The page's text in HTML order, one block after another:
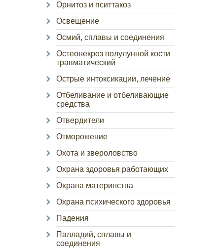
Орнитоз и пситтакоз
Освещение
Осмий, сплавы и соединения
Остеонекроз полулунной кости
травматический
Острые интоксикации, лечение
Отбеливание и отбеливающие
средства
Отвердители
Отморожение
Охота и звероловство
Охрана здоровья работающих
Охрана материнства
Охрана психического здоровья
Падения
Палладий, сплавы и
соединения